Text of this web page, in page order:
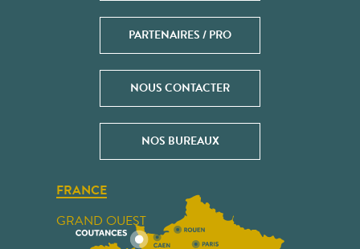
PARTENAIRES / PRO
NOUS CONTACTER
NOS BUREAUX
FRANCE
GRAND OUEST